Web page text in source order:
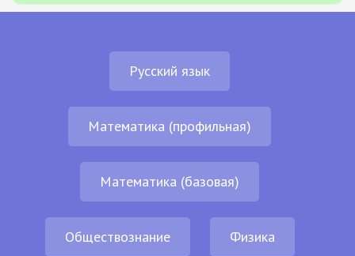
Русский язык
Математика (профильная)
Математика (базовая)
Обществознание Физика